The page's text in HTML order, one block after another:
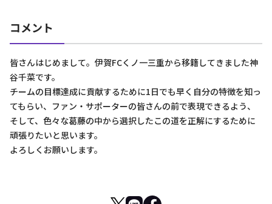
コメント
皆さんはじめまして。伊賀FCくノ一三重から移籍してきました神
谷千菜です。
チームの目標達成に貢献するために1日でも早く自分の特徴を知っ
てもらい、ファン・サポーターの皆さんの前で表現できるよう、
そして、色々な葛藤の中から選択したこの道を正解にするために
頑張りたいと思います。
よろしくお願いします。